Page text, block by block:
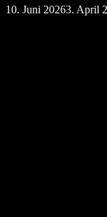
10. Juni 20263. April